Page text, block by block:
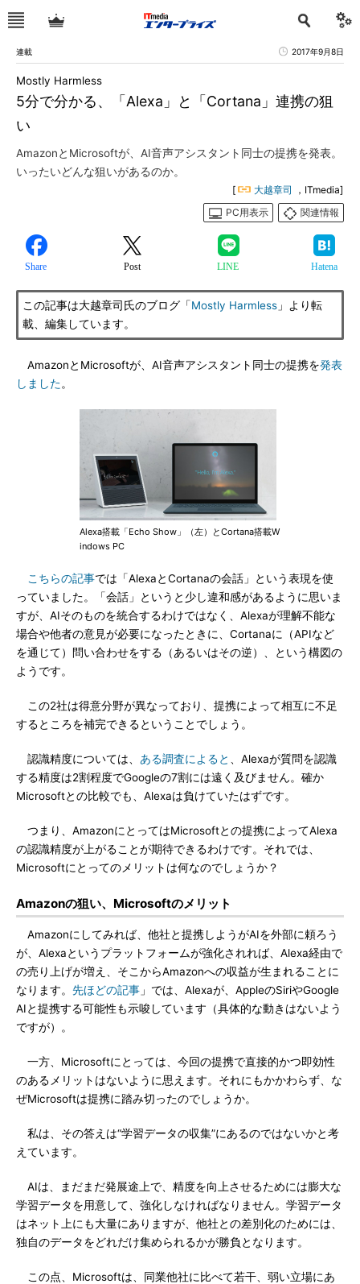
連載 2017年9月8日
5分で分かる、「Alexa」と「Cortana」連携の狙
い
Mostly Harmless
AmazonとMicrosoftが、AI音声アシスタント同士の提携を発表。
いったいどんな狙いがあるのか。
[ 大越章司
，ITmedia]
PC用表示
関連情報
Share Post LINE Hatena
この記事は大越章司氏のブログ「Mostly Harmless 」より転
載、編集しています。
AmazonとMicrosoftが、AI音声アシスタント同士の提携を発表
しました。
Alexa搭載「Echo Show」（左）とCortana搭載W
indows PC
こちらの記事では「AlexaとCortanaの会話」という表現を使
っていました。「会話」というと少し違和感があるように思いま
すが、AIそのものを統合するわけではなく、Alexaが理解不能な
場合や他者の意見が必要になったときに、Cortanaに（APIなど
を通じて）問い合わせをする（あるいはその逆）、という構図の
ようです。
この2社は得意分野が異なっており、提携によって相互に不足
するところを補完できるということでしょう。
認識精度については、 ある調査によると
、Alexaが質問を認識
する精度は2割程度でGoogleの7割には遠く及びません。確か
Microsoftとの比較でも、Alexaは負けていたはずです。
つまり、AmazonにとってはMicrosoftとの提携によってAlexa
の認識精度が上がることが期待できるわけです。それでは、
Microsoftにとってのメリットは何なのでしょうか？
Amazonの狙い、Microsoftのメリット
Amazonにしてみれば、他社と提携しようがAIを外部に頼ろう
が、Alexaというプラットフォームが強化されれば、Alexa経由で
の売り上げが増え、そこからAmazonへの収益が生まれることに
なります。 先ほどの記事 」では、Alexaが、AppleのSiriやGoogle
AIと提携する可能性も示唆しています（具体的な動きはないよう
ですが）。
一方、Microsoftにとっては、今回の提携で直接的かつ即効性
のあるメリットはないように思えます。それにもかかわらず、な
ぜMicrosoftは提携に踏み切ったのでしょうか。
私は、その答えは“学習データの収集”にあるのではないかと考
えています。
AIは、まだまだ発展途上で、精度を向上させるためには膨大な
学習データを用意して、強化しなければなりません。学習データ
はネット上にも大量にありますが、他社との差別化のためには、
独自のデータをどれだけ集められるかが勝負となります。
この点、Microsoftは、同業他社に比べて若干、弱い立場にあ